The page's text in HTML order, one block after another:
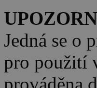
Jedná se o
pro použití